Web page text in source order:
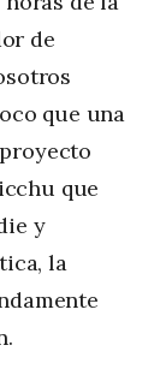
de
que una
que
y
la